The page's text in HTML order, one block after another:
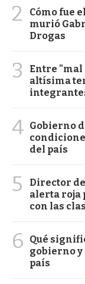
2
Cómo fue
murió
Drogas
3
Entre "mal
altísima
4 Gobierno
del país
5
Director
alerta roja
con las
6
Qué
gobierno y
país